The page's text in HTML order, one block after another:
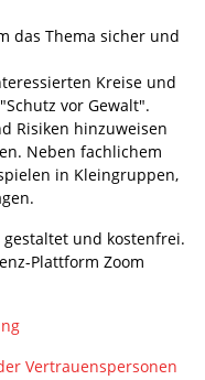
das Thema sicher und
Kreise und
vor Gewalt".
Risiken hinzuweisen
Neben fachlichem
in Kleingruppen,
und kostenfrei.
Plattform Zoom
Vertrauenspersonen